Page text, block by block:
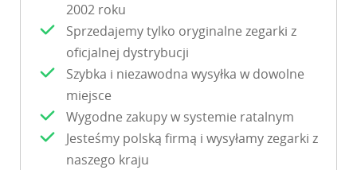
2002 roku
Sprzedajemy tylko oryginalne zegarki z
oficjalnej dystrybucji
Szybka i niezawodna wysyłka w dowolne
miejsce
Wygodne zakupy w systemie ratalnym
Jesteśmy polską firmą i wysyłamy zegarki z
naszego kraju